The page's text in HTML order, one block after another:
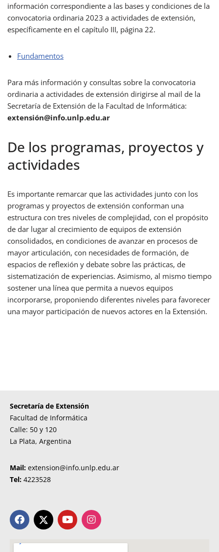
información correspondiente a las bases y condiciones de la
convocatoria ordinaria 2023 a actividades de extensión,
específicamente en el capítulo III, página 22.
Fundamentos
Para más información y consultas sobre la convocatoria
ordinaria a actividades de extensión dirigirse al mail de la
Secretaría de Extensión de la Facultad de Informática:
extensión@info.unlp.edu.ar
De los programas, proyectos y
actividades
Es importante remarcar que las actividades junto con los
programas y proyectos de extensión conforman una
estructura con tres niveles de complejidad, con el propósito
de dar lugar al crecimiento de equipos de extensión
consolidados, en condiciones de avanzar en procesos de
mayor articulación, con necesidades de formación, de
espacios de reflexión y debate sobre las prácticas, de
sistematización de experiencias. Asimismo, al mismo tiempo
sostener una línea que permita a nuevos equipos
incorporarse, proponiendo diferentes niveles para favorecer
una mayor participación de nuevos actores en la Extensión.
Secretaría de Extensión
Facultad de Informática
Calle: 50 y 120
La Plata, Argentina
Mail: extension@info.unlp.edu.ar
Tel: 4223528